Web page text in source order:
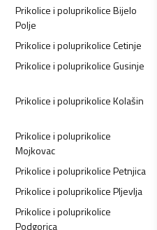
Prikolice i poluprikoliceBijelo
Polje
Prikolice i poluprikoliceCetinje
Prikolice i poluprikoliceGusinje
Prikolice i poluprikoliceKolašin
Prikolice i poluprikolice
Mojkovac
Prikolice i poluprikolicePetnjica
Prikolice i poluprikolicePljevlja
Prikolice i poluprikolice
Podgorica